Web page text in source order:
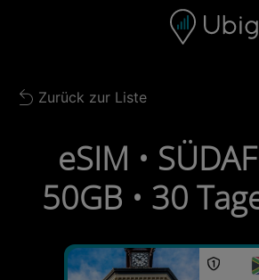
Navigationsleiste
Back to list
Zurück zur Liste
eSIM •
50GB • 30